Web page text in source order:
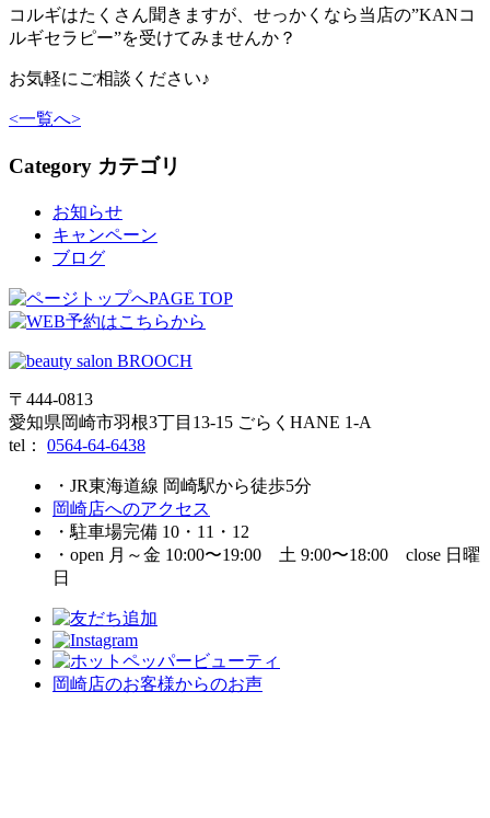
コルギはたくさん聞きますが、せっかくなら当店の”KANコ
ルギセラピー”を受けてみませんか？
お気軽にご相談ください♪
<一覧へ>
Category カテゴリ
お知らせ
キャンペーン
ブログ
PAGE TOP
〒444-0813
愛知県岡崎市羽根3丁目13‐15 ごらくHANE 1-A
tel： 0564-64-6438
・JR東海道線 岡崎駅から徒歩5分
岡崎店へのアクセス
・駐車場完備 10・11・12
・open 月～金 10:00〜19:00 土 9:00〜18:00 close 日曜
日
岡崎店のお客様からのお声